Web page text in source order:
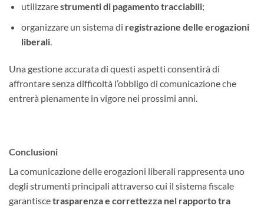
utilizzarestrumenti di pagamento tracciabili;
organizzare un sistema di registrazione delle erogazioni
liberali.
Una gestione accurata di questi aspetti consentirà di
affrontare senza difficoltà l’obbligo di comunicazione che
entrerà pienamente in vigore nei prossimi anni.
Conclusioni
La comunicazione delle erogazioni liberali rappresenta uno
degli strumenti principali attraverso cui il sistema fiscale
garantiscetrasparenza e correttezza nel rapporto tra